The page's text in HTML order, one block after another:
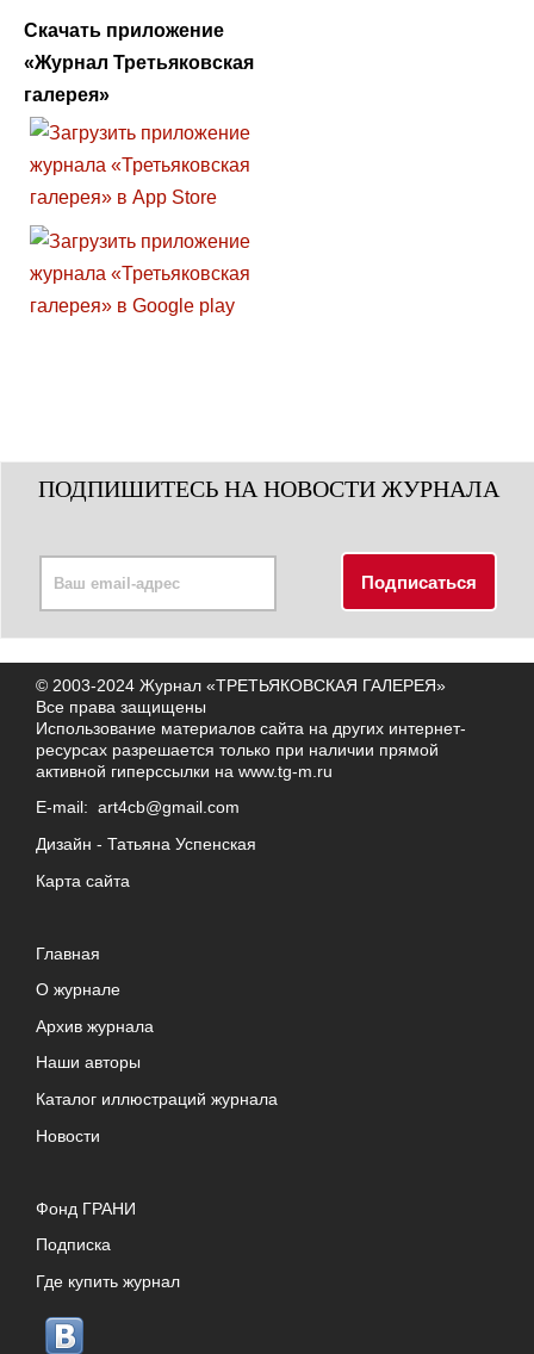
Скачать приложение
«Журнал Третьяковская
галерея»
ПОДПИШИТЕСЬ НА НОВОСТИ ЖУРНАЛА
© 2003-2024 Журнал «ТРЕТЬЯКОВСКАЯ ГАЛЕРЕЯ»
Все права защищены
Использование материалов сайта на других интернет-
ресурсах разрешается только при наличии прямой
активной гиперссылки на www.tg-m.ru
E-mail: art4cb@gmail.com
Дизайн - Татьяна Успенская
Карта сайта
Главная
О журнале
Архив журнала
Наши авторы
Каталог иллюстраций журнала
Новости
Фонд ГРАНИ
Подписка
Где купить журнал